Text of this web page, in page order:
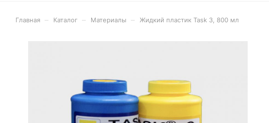
Главная Каталог Материалы Жидкий пластик Task 3, 800 мл